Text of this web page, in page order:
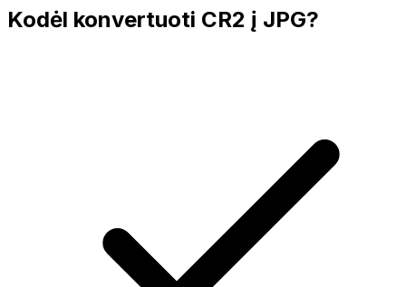
Kodėl konvertuoti CR2 į JPG?